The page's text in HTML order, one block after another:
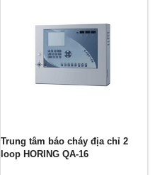
Trung tâm báo cháy địa chỉ 2
loop HORING QA-16